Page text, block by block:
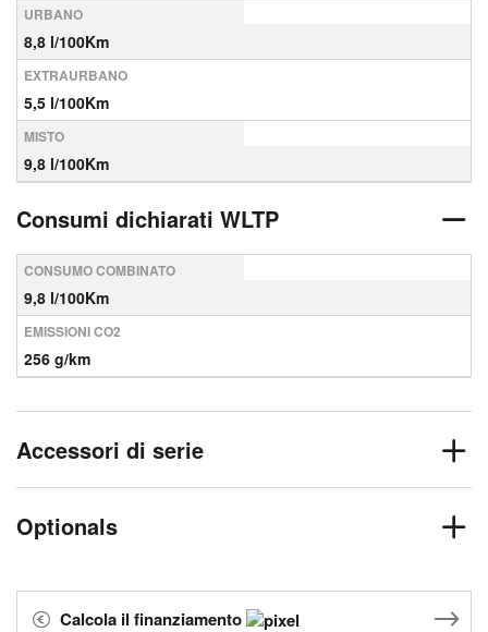
URBANO
8,8 l/100Km
EXTRAURBANO
5,5 l/100Km
MISTO
9,8 l/100Km
Consumi dichiarati WLTP
CONSUMO COMBINATO
9,8 l/100Km
EMISSIONI CO2
256 g/km
Accessori di serie
Optionals
Calcola il finanziamento